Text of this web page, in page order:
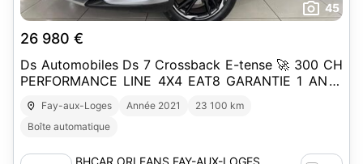
45
26 980 €
Ds Automobiles Ds 7 Crossback E-tense 🚀 300 CH
PERFORMANCE LINE 4X4 EAT8 GARANTIE 1 AN //
DS7
Fay-aux-Loges Année 2021
23 100 km
Boîte automatique
BHCAR ORLEANS FAY-AUX-LOGES